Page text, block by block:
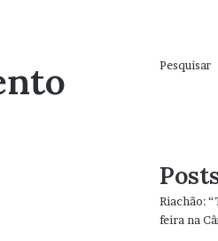
Pesquisar
Riachão:
feira na